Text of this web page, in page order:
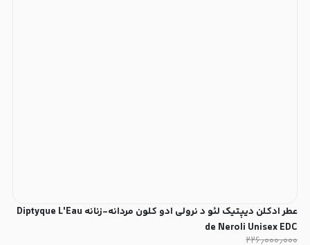
عطر ادکلن دیپتیک لئو د نرولی ادو کلون مردانه-زنانه Diptyque L'Eau
de Neroli Unisex EDC
۲۲۶٫۰۰۰٫۰۰۰